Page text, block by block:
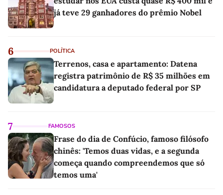
já teve 29 ganhadores do prêmio Nobel
6 POLÍTICA
Terrenos, casa e apartamento: Datena
registra patrimônio de R$ 35 milhões em
candidatura a deputado federal por SP
7 FAMOSOS
Frase do dia de Confúcio, famoso filósofo
chinês: 'Temos duas vidas, e a segunda
começa quando compreendemos que só
temos uma'